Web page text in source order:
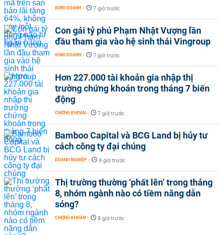
KINH DOANH - 7 giờ trước
Con gái tỷ phú Phạm Nhật Vượng lần
đầu tham gia vào hệ sinh thái Vingroup
KINH DOANH - 7 giờ trước
Hơn 227.000 tài khoản gia nhập thị
trường chứng khoán trong tháng 7 biến
động
CHỨNG KHOÁN - 7 giờ trước
Bamboo Capital và BCG Land bị hủy tư
cách công ty đại chúng
DOANH NGHIỆP - 9 giờ trước
Thị trường thường ‘phất lên’ trong tháng
8, nhóm ngành nào có tiềm năng dẫn
sóng?
CHỨNG KHOÁN - 8 giờ trước